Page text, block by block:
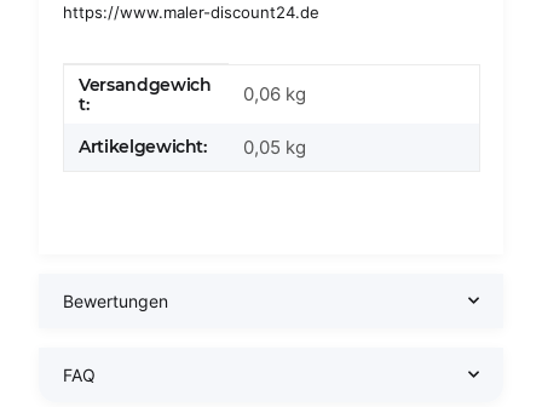
https://www.maler-discount24.de
Produkteigenschaft
Wert
Versandgewich
t:
0,06 kg
Artikelgewicht: 0,05 kg
Bewertungen
FAQ